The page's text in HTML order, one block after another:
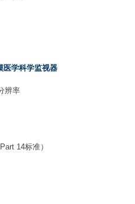
医学科学监视器
辨率
14标准）